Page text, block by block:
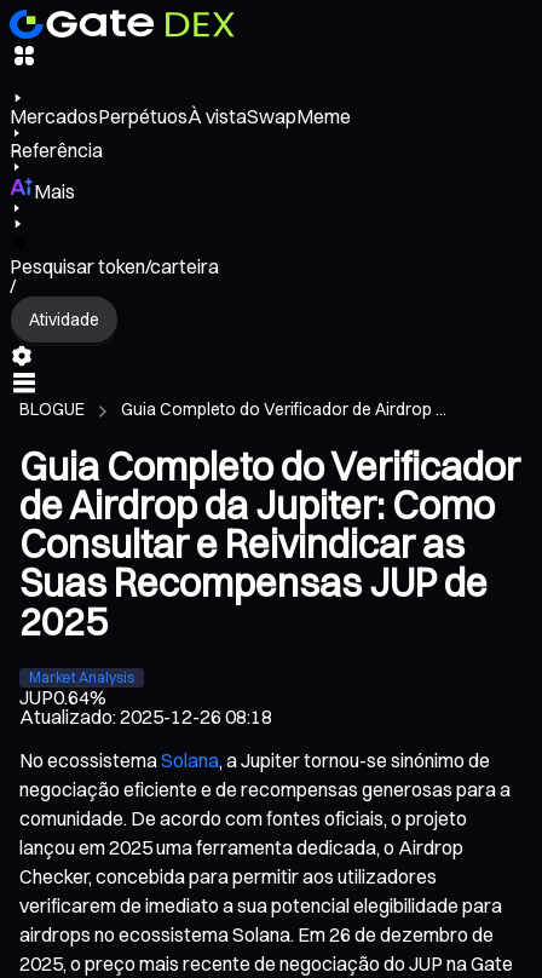
MercadosPerpétuosÀ vistaSwapMeme
Referência
Mais
Pesquisar token/carteira
/
Atividade
BLOGUE Guia Completo do Verificador de Airdrop ...
Guia Completo do Verificador
de Airdrop da Jupiter: Como
Consultar e Reivindicar as
Suas Recompensas JUP de
2025
Market Analysis
JUP0.64%
Atualizado:2025-12-26 08:18
No ecossistemaSolana, a Jupiter tornou-se sinónimo de
negociação eficiente e de recompensas generosas para a
comunidade. De acordo com fontes oficiais, o projeto
lançou em 2025 uma ferramenta dedicada, o Airdrop
Checker, concebida para permitir aos utilizadores
verificarem de imediato a sua potencial elegibilidade para
airdrops no ecossistema Solana. Em 26 de dezembro de
2025, o preço mais recente de negociação do JUP na Gate